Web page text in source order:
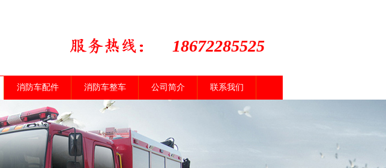
18672285525
消防车配件 消防车整车 公司简介 联系我们